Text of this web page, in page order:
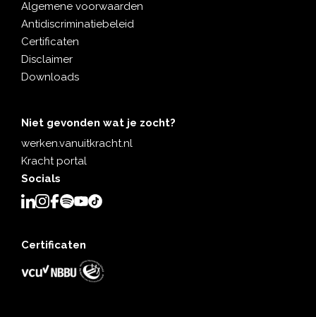
Algemene voorwaarden
Antidiscriminatiebeleid
Certificaten
Disclaimer
Downloads
Niet gevonden wat je zocht?
werken.vanuitkracht.nl
Kracht portal
Socials
Certificaten